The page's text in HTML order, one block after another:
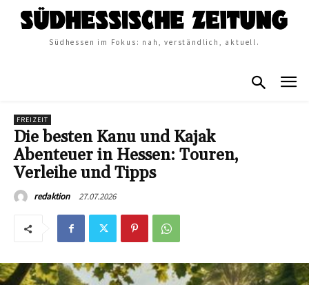
Südhessen im Fokus: nah, verständlich, aktuell.
FREIZEIT
Die besten Kanu und Kajak
Abenteuer in Hessen: Touren,
Verleihe und Tipps
redaktion 27.07.2026